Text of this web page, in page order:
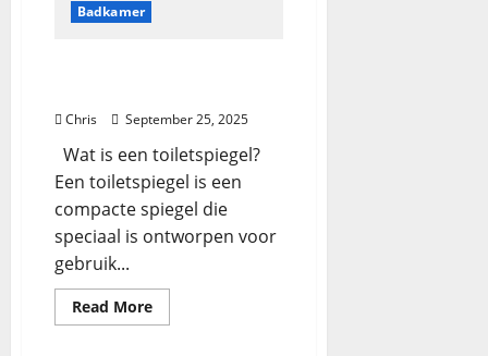
Badkamer
Chris September 25, 2025
Wat is een toiletspiegel?
Een toiletspiegel is een
compacte spiegel die
speciaal is ontworpen voor
gebruik...
Read More
Badkamer